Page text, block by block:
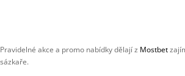
Pravidelné akce a promo nabídky dělají z Mostbet
sázkaře.